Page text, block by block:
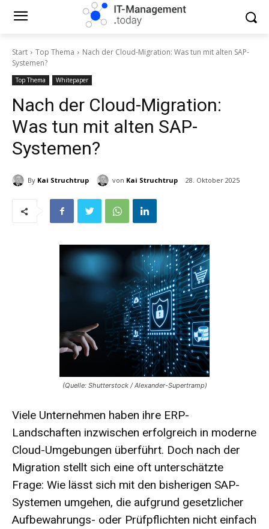
Start Top Thema
Nach der Cloud-Migration: Was tun mit alten SAP-
Systemen?
Top Thema Whitepaper
Nach der Cloud-Migration:
Was tun mit alten SAP-
Systemen?
By Kai Struchtrup von Kai Struchtrup 28. Oktober 2025
(Quelle: Shutterstock / Alexander-Supertramp)
Viele Unternehmen haben ihre ERP-
Landschaften inzwischen erfolgreich in moderne
Cloud-Umgebungen überführt. Doch nach der
Migration stellt sich eine oft unterschätzte
Frage: Wie lässt sich mit den bisherigen SAP-
Systemen umgehen, die aufgrund gesetzlicher
Aufbewahrungs- oder Prüfpflichten nicht einfach